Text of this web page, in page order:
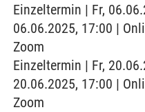
Einzeltermin | Fr,
06.06.2025, 17:00 |
Zoom
Einzeltermin | Fr,
20.06.2025, 17:00 |
Zoom